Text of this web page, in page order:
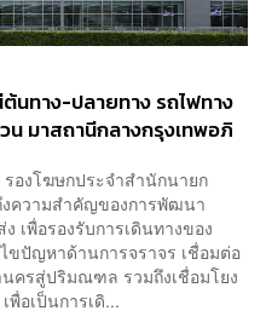
นทาง-ปลายทาง รถไฟทาง
น มาสถานีกลางกรุงเทพอภิ
องโฆษกประจำสำนักนายก
งความสำคัญของการพัฒนา
เพื่อรองรับการเดินทางของ
ปัญหาด้านการจราจร เชื่อมต่อ
นครสู่ปริมณฑล รวมถึงเชื่อมโยง
อเป็นการเดิ...